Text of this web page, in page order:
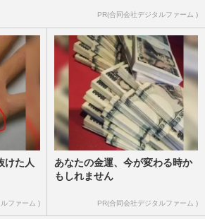
PR(合同会社デジタルファーム )
けた人
ファーム )
あなたの金運、今が変わる時か
もしれません
PR(合同会社デジタルファーム )